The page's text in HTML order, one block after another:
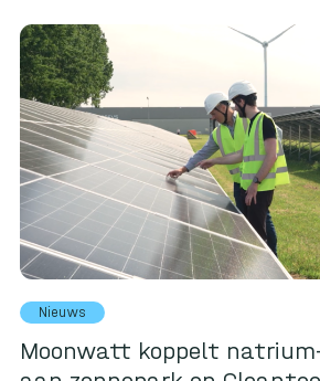
Nieuws
Moonwatt koppelt